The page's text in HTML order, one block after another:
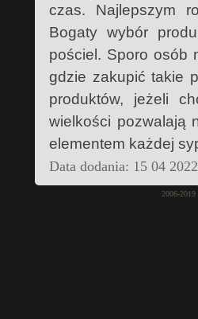
czas. Najlepszym
Bogaty wybór
pościel. Sporo osób
gdzie zakupić takie
produktów, jeżeli
wielkości pozwalają
elementem każdej
Data dodania: 15 04
2006-